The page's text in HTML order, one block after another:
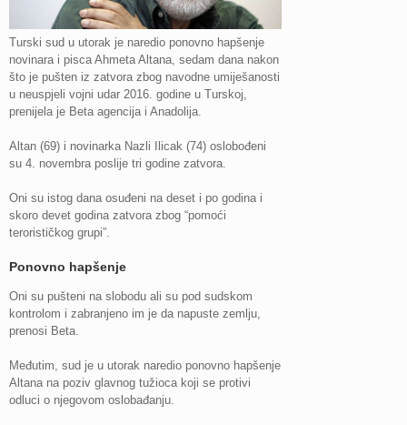
Turski sud u utorak je naredio ponovno hapšenje
novinara i pisca Ahmeta Altana, sedam dana nakon
što je pušten iz zatvora zbog navodne umiješanosti
u neuspjeli vojni udar 2016. godine u Turskoj,
prenijela je Beta agencija i Anadolija.
Altan (69) i novinarka Nazli Ilicak (74) oslobođeni
su 4. novembra poslije tri godine zatvora.
Oni su istog dana osuđeni na deset i po godina i
skoro devet godina zatvora zbog “pomoći
terorističkog grupi”.
Ponovno hapšenje
Oni su pušteni na slobodu ali su pod sudskom
kontrolom i zabranjeno im je da napuste zemlju,
prenosi Beta.
Međutim, sud je u utorak naredio ponovno hapšenje
Altana na poziv glavnog tužioca koji se protivi
odluci o njegovom oslobađanju.